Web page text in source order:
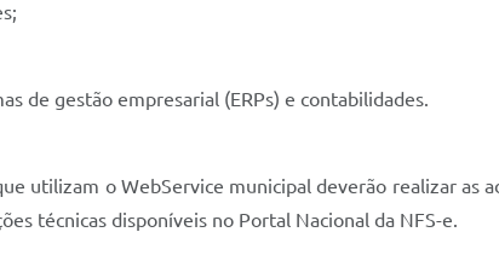
de gestão empresarial (ERPs) e contabilidades.
utilizam o WebService municipal deverão realizar as
técnicas disponíveis no Portal Nacional da NFS-e.